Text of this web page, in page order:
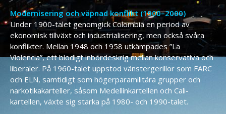
Modernisering och väpnad konflikt (1900–2000)
Under 1900-talet genomgick Colombia en period av
ekonomisk tillväxt och industrialisering, men också svåra
konflikter. Mellan 1948 och 1958 utkämpades ”La
Violencia”, ett blodigt inbördeskrig mellan konservativa och
liberaler. På 1960-talet uppstod vänstergerillor som FARC
och ELN, samtidigt som högerparamilitära grupper och
narkotikakarteller, såsom Medellínkartellen och Cali-
kartellen, växte sig starka på 1980- och 1990-talet.